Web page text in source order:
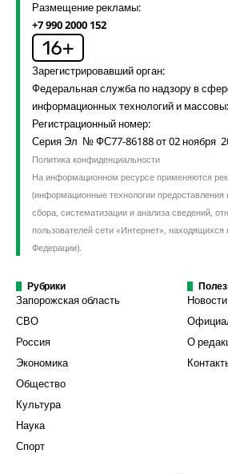
Размещение рекламы:
+7 990 2000 152
Зарегистрировавший орган:
Федеральная служба по надзору в
информационных технологий и
Регистрационный номер:
Серия Эл № ФС77-86188 от 02 ноября
Политика конфиденциальности
На информационном ресурсе применяются
(информационные технологии
сбора, систематизации и анализа сведений,
пользователей сети «Интернет», находящихся
Федерации).
Рубрики
Запорожская область
СВО
Россия
Экономика
Общество
Культура
Наука
Спорт
Новости
О